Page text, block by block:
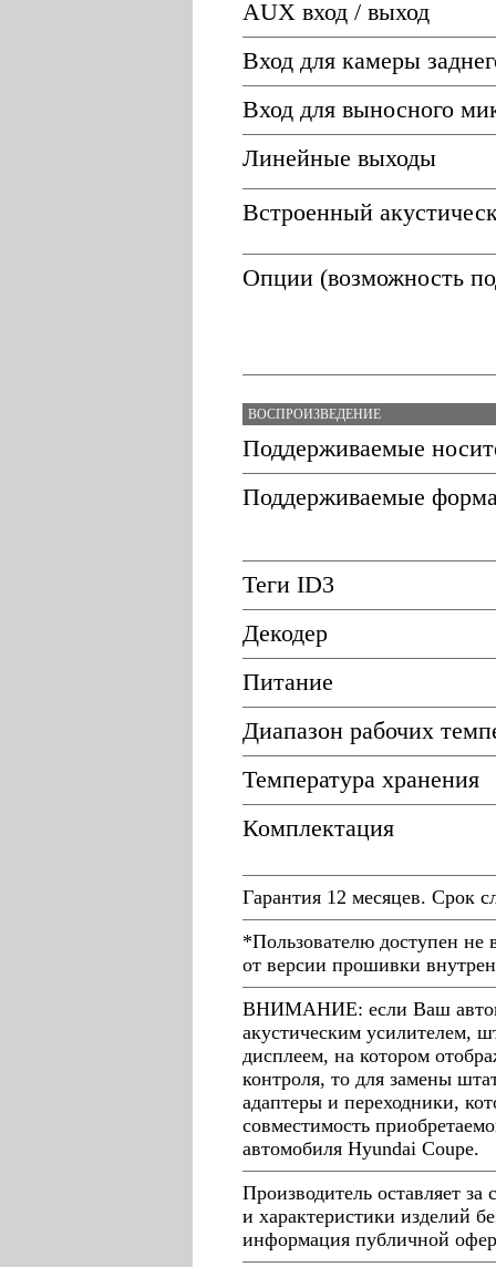
AUX вход / выход
Вход для камеры
Вход для выносного
Линейные выходы
Встроенный
Опции (возможность
ВОСПРОИЗВЕДЕНИЕ
Поддерживаемые
Поддерживаемые
Теги ID3
Декодер
Питание
Диапазон рабочих
Температура хранения
Комплектация
Гарантия 12 месяцев. Срок
*Пользователю доступен не
от версии прошивки
ВНИМАНИЕ: если Ваш
акустическим усилителем,
дисплеем, на котором
контроля, то для замены
адаптеры и переходники,
совместимость
автомобиля Hyundai Coupe.
Производитель оставляет
и характеристики изделий
информация публичной